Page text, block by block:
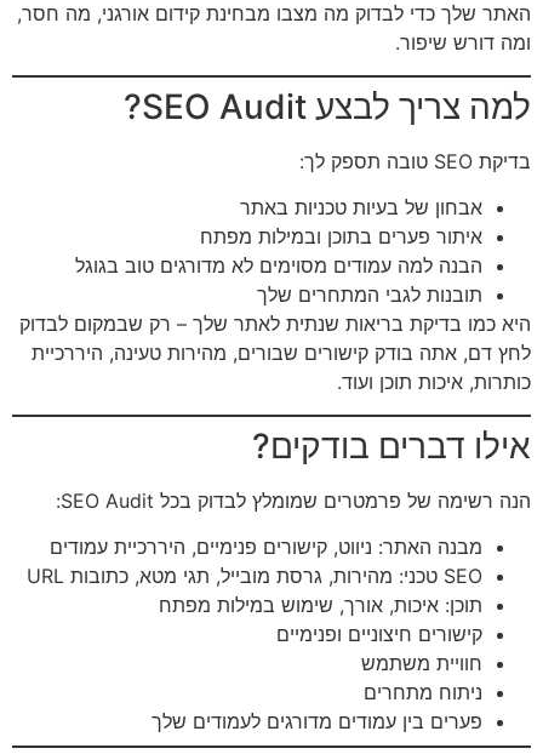
האתר שלך כדי לבדוק מה מצבו מבחינת קידום אורגני, מה חסר,
ומה דורש שיפור.
למה צריך לבצע SEO Audit?
בדיקת SEO טובה תספק לך:
אבחון של בעיות טכניות באתר
איתור פערים בתוכן ובמילות מפתח
הבנה למה עמודים מסוימים לא מדורגים טוב בגוגל
תובנות לגבי המתחרים שלך
היא כמו בדיקת בריאות שנתית לאתר שלך – רק שבמקום לבדוק
לחץ דם, אתה בודק קישורים שבורים, מהירות טעינה, היררכיית
כותרות, איכות תוכן ועוד.
אילו דברים בודקים?
הנה רשימה של פרמטרים שמומלץ לבדוק בכל SEO Audit:
מבנה האתר: ניווט, קישורים פנימיים, היררכיית עמודים
SEO טכני: מהירות, גרסת מובייל, תגי מטא, כתובות URL
תוכן: איכות, אורך, שימוש במילות מפתח
קישורים חיצוניים ופנימיים
חוויית משתמש
ניתוח מתחרים
פערים בין עמודים מדורגים לעמודים שלך